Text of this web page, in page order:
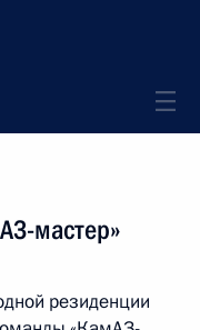
мастер»
резиденции